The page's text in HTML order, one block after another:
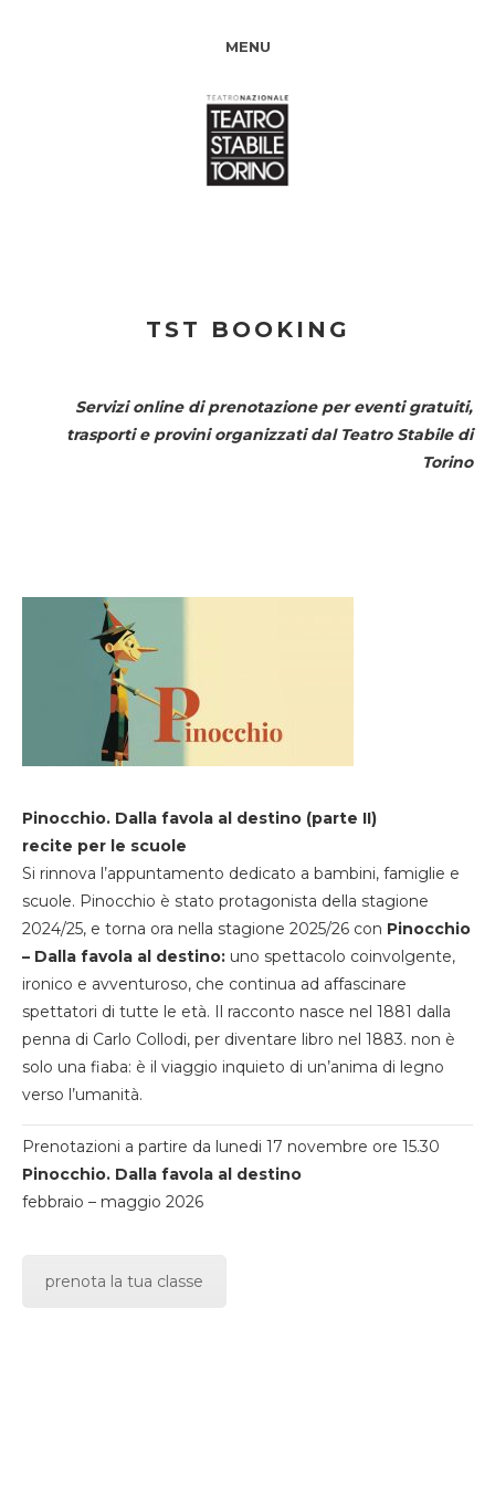
MENU
TST BOOKING
Servizi online di prenotazione per eventi gratuiti,
trasporti e provini organizzati dal Teatro Stabile di
Torino
Pinocchio. Dalla favola al destino (parte II)
recite per le scuole
Si rinnova l’appuntamento dedicato a bambini, famiglie e
scuole. Pinocchio è stato protagonista della stagione
2024/25, e torna ora nella stagione 2025/26 con Pinocchio
– Dalla favola al destino: uno spettacolo coinvolgente,
ironico e avventuroso, che continua ad affascinare
spettatori di tutte le età. Il racconto nasce nel 1881 dalla
penna di Carlo Collodi, per diventare libro nel 1883. non è
solo una fiaba: è il viaggio inquieto di un’anima di legno
verso l’umanità.
Prenotazioni a partire da lunedi 17 novembre ore 15.30
Pinocchio. Dalla favola al destino
febbraio – maggio 2026
prenota la tua classe